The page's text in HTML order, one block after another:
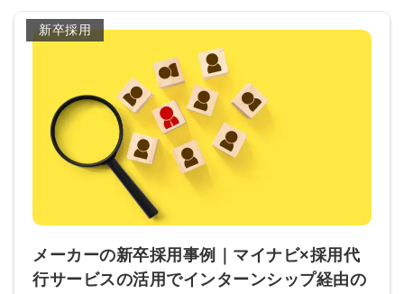
新卒採用
メーカーの新卒採用事例｜マイナビ×採用代
行サービスの活用でインターンシップ経由の